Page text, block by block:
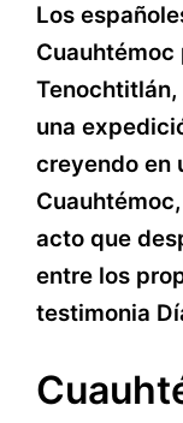
Los
una
creyendo en
acto que
entre los
testimonia